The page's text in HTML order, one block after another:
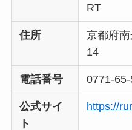
RT
住所
京都府
14
電話番号 0771-
公式サイ
ト
https://